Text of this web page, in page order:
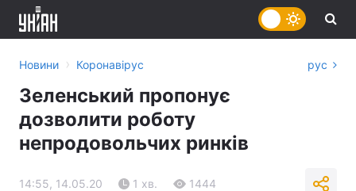
Новини › Коронавірус рус
Зеленський пропонує
дозволити роботу
непродовольчих ринків
14:55, 14.05.20 1 хв. 1444